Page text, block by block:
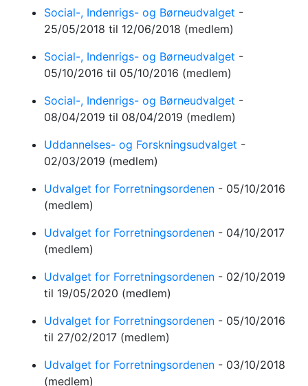
Social-, Indenrigs- og Børneudvalget -
25/05/2018 til 12/06/2018 (medlem)
Social-, Indenrigs- og Børneudvalget -
05/10/2016 til 05/10/2016 (medlem)
Social-, Indenrigs- og Børneudvalget -
08/04/2019 til 08/04/2019 (medlem)
Uddannelses- og Forskningsudvalget -
02/03/2019 (medlem)
Udvalget for Forretningsordenen - 05/10/2016
(medlem)
Udvalget for Forretningsordenen - 04/10/2017
(medlem)
Udvalget for Forretningsordenen - 02/10/2019
til 19/05/2020 (medlem)
Udvalget for Forretningsordenen - 05/10/2016
til 27/02/2017 (medlem)
Udvalget for Forretningsordenen - 03/10/2018
(medlem)